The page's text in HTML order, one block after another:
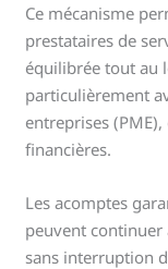
Ce mécanisme
prestataires de
équilibrée tout au
particulièrement
entreprises
financières.
Les acomptes
peuvent continuer
sans interruption